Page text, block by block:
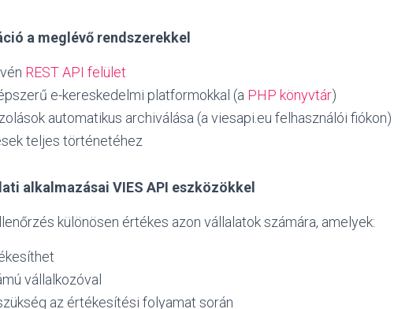
a meglévő rendszerekkel
REST API felület
e-kereskedelmi platformokkal (a PHP könyvtár)
automatikus archiválása (a viesapi.eu felhasználói fiókon)
teljes történetéhez
alkalmazásai VIES API eszközökkel
különösen értékes azon vállalatok számára, amelyek:
vállalkozóval
az értékesítési folyamat során